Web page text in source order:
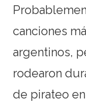
canciones
argentinos,
rodearon
de pirateo en